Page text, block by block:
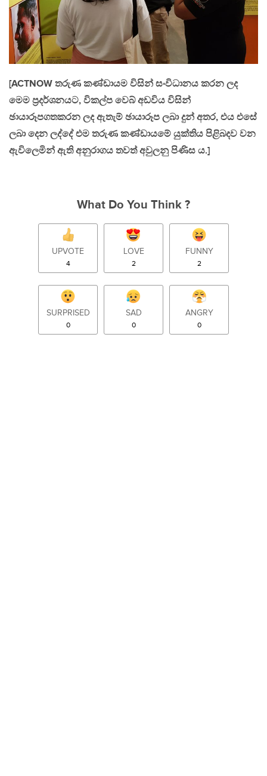
[ACTNOW තරුණ කණ්ඩායම විසින් සංවිධානය කරන ලද
මෙම ප්‍රදර්ශනයට, විකල්ප වෙබ් අඩවිය විසින්
ඡායාරූපගතකරන ලද ඇතැම් ඡායාරූප ලබා දුන් අතර, එය එසේ
ලබා දෙන ලද්දේ එම තරුණ කණ්ඩායමේ යුක්තිය පිළිබදව වන
ඇවිලෙමින් ඇති අනුරාගය තවත් අවුලනු පිණිස ය.]
What Do You Think ?
UPVOTE
4
LOVE
2
FUNNY
2
SURPRISED
0
SAD
0
ANGRY
0